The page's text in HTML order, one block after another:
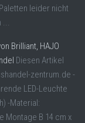
leider nicht
...
Brilliant, HAJO
Diesen Artikel
zentrum.de -
LED-Leuchte
-Material:
Montage B 14 cm x